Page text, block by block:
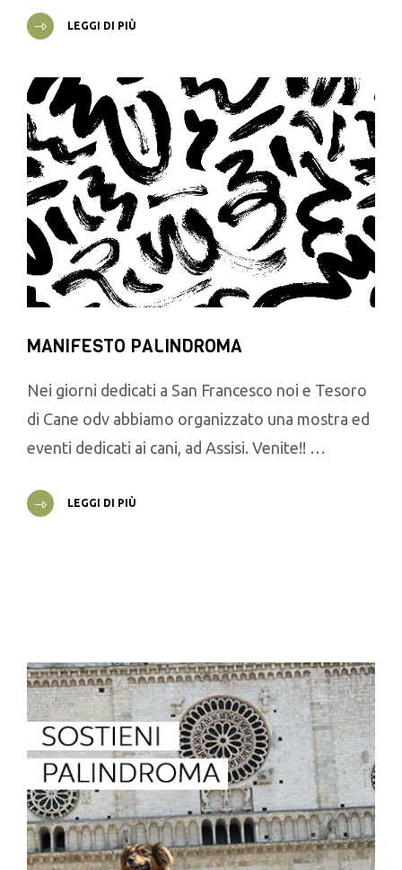
LEGGI DI PIÙ
MANIFESTO PALINDROMA
Nei giorni dedicati a San Francesco noi e Tesoro
di Cane odv abbiamo organizzato una mostra ed
eventi dedicati ai cani, ad Assisi. Venite!! …
LEGGI DI PIÙ